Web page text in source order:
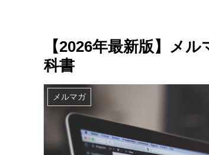
【2026年最新版】メ
科書
メルマガ